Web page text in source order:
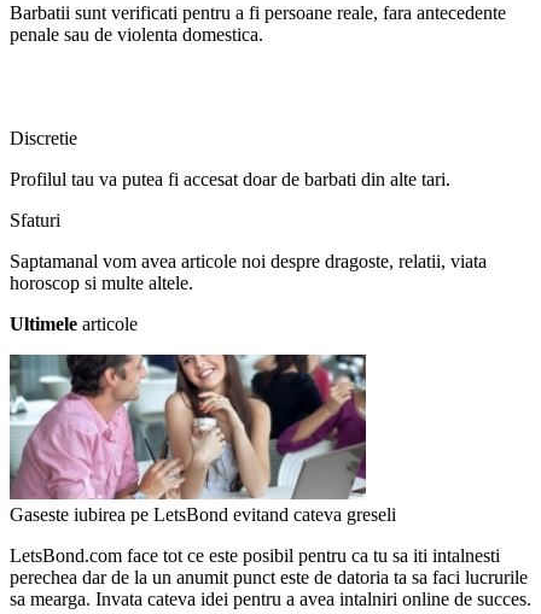
Barbatii sunt verificati pentru a fi persoane reale, fara antecedente
penale sau de violenta domestica.
Discretie
Profilul tau va putea fi accesat doar de barbati din alte tari.
Sfaturi
Saptamanal vom avea articole noi despre dragoste, relatii, viata
horoscop si multe altele.
Ultimele articole
Gaseste iubirea pe LetsBond evitand cateva greseli
LetsBond.com face tot ce este posibil pentru ca tu sa iti intalnesti
perechea dar de la un anumit punct este de datoria ta sa faci lucrurile
sa mearga. Invata cateva idei pentru a avea intalniri online de succes.